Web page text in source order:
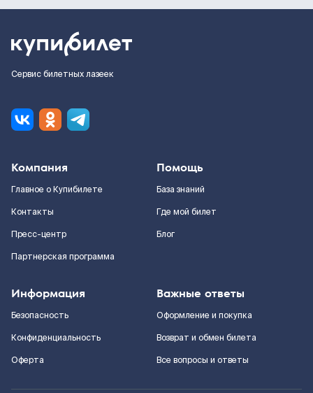
Сервис билетных лазеек
Компания
Главное о Купибилете
Контакты
Пресс-центр
Партнерская программа
Помощь
База знаний
Где мой билет
Блог
Информация
Безопасность
Конфиденциальность
Оферта
Важные ответы
Оформление и покупка
Возврат и обмен билета
Все вопросы и ответы